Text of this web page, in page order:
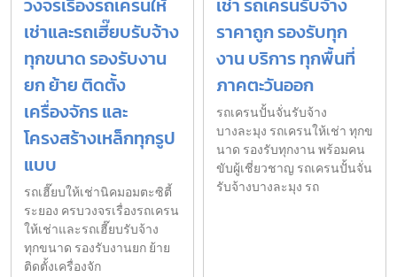
เช่าและรถเฮี๊ยบรับจ้าง
ทุกขนาด รองรับงาน
ยก ย้าย ติดตั้ง
เครื่องจักร และ
โครงสร้างเหล็กทุกรูป
แบบ
รถเฮี๊ยบให้เช่านิคมอมตะซิตี้
ระยอง ครบวงจรเรื่องรถเครน
ให้เช่าและรถเฮี๊ยบรับจ้าง
ทุกขนาด รองรับงานยก ย้าย
ติดตั้งเครื่องจัก
ราคาถูก รองรับทุก
งาน บริการ ทุกพื้นที่
ภาคตะวันออก
รถเครนปั้นจั่นรับจ้าง
บางละมุง รถเครนให้เช่า ทุกข
นาด รองรับทุกงาน พร้อมคน
ขับผู้เชี่ยวชาญ รถเครนปั้นจั่น
รับจ้างบางละมุง รถ